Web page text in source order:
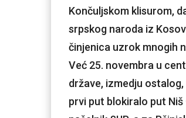
Končuljskom klisurom,
srpskog naroda iz
činjenica uzrok mnogih
Već 25. novembra u
države, izmedju
prvi put blokiralo put